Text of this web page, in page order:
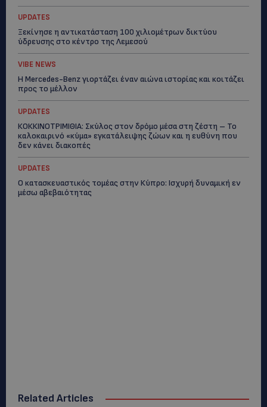
UPDATES
Ξεκίνησε η αντικατάσταση 100 χιλιομέτρων δικτύου
ύδρευσης στο κέντρο της Λεμεσού
VIBE NEWS
Η Mercedes-Benz γιορτάζει έναν αιώνα ιστορίας και κοιτάζει
προς το μέλλον
UPDATES
ΚΟΚΚΙΝΟΤΡΙΜΙΘΙΑ: Σκύλος στον δρόμο μέσα στη ζέστη – Το
καλοκαιρινό «κύμα» εγκατάλειψης ζώων και η ευθύνη που
δεν κάνει διακοπές
UPDATES
Ο κατασκευαστικός τομέας στην Κύπρο: Ισχυρή δυναμική εν
μέσω αβεβαιότητας
Related Articles